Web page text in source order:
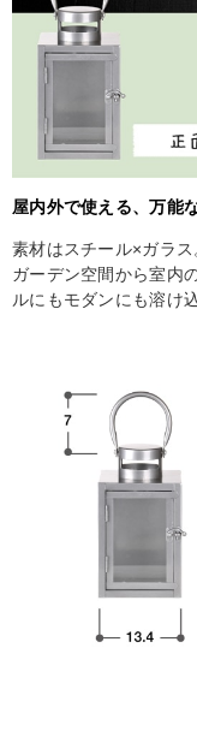
屋内外で使える、万能
素材はスチール×ガラ
ガーデン空間から室内
ルにもモダンにも溶け